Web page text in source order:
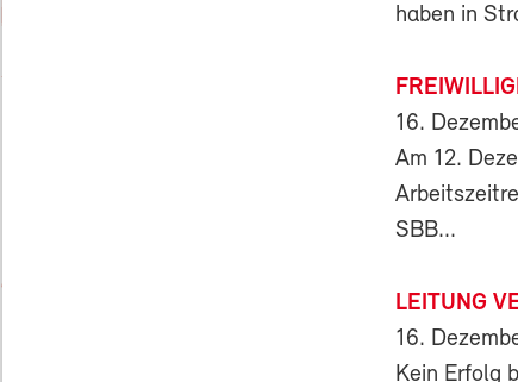
haben in
16.
Am 12.
SBB...
LEITUNG
16.
Kein Erfolg